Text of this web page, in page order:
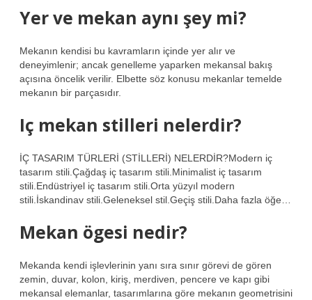
Yer ve mekan aynı şey mi?
Mekanın kendisi bu kavramların içinde yer alır ve
deneyimlenir; ancak genelleme yaparken mekansal bakış
açısına öncelik verilir. Elbette söz konusu mekanlar temelde
mekanın bir parçasıdır.
Iç mekan stilleri nelerdir?
İÇ TASARIM TÜRLERİ (STİLLERİ) NELERDİR?Modern iç
tasarım stili.Çağdaş iç tasarım stili.Minimalist iç tasarım
stili.Endüstriyel iç tasarım stili.Orta yüzyıl modern
stili.İskandinav stili.Geleneksel stil.Geçiş stili.Daha fazla öğe…
Mekan ögesi nedir?
Mekanda kendi işlevlerinin yanı sıra sınır görevi de gören
zemin, duvar, kolon, kiriş, merdiven, pencere ve kapı gibi
mekansal elemanlar, tasarımlarına göre mekanın geometrisini